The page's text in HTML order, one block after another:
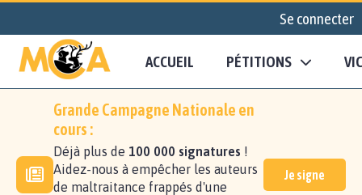
Se connecter
ACCUEIL PÉTITIONS
Grande Campagne Nationale en
cours :
Déjà plus de 100 000 signatures !
Aidez-nous à empêcher les auteurs
de maltraitance frappés d'une
Je signe